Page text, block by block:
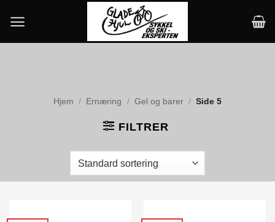
content
Hjem / Ernæring / Gel og barer / Side 5
FILTRER